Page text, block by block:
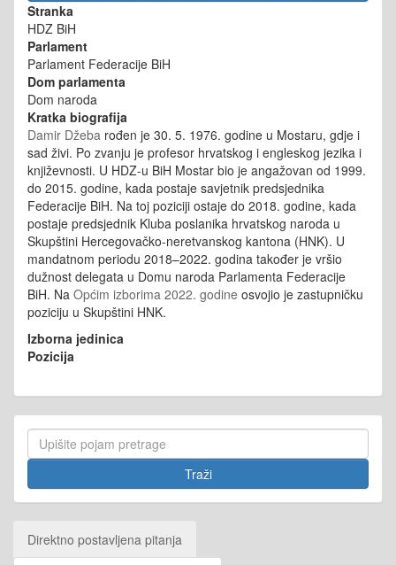
Stranka
HDZ BiH
Parlament
Parlament Federacije BiH
Dom parlamenta
Dom naroda
Kratka biografija
Damir Džeba rođen je 30. 5. 1976. godine u Mostaru, gdje i
sad živi. Po zvanju je profesor hrvatskog i engleskog jezika i
književnosti. U HDZ-u BiH Mostar bio je angažovan od 1999.
do 2015. godine, kada postaje savjetnik predsjednika
Federacije BiH. Na toj poziciji ostaje do 2018. godine, kada
postaje predsjednik Kluba poslanika hrvatskog naroda u
Skupštini Hercegovačko-neretvanskog kantona (HNK). U
mandatnom periodu 2018–2022. godina također je vršio
dužnost delegata u Domu naroda Parlamenta Federacije
BiH. Na Općim izborima 2022. godine osvojio je zastupničku
poziciju u Skupštini HNK.
Izborna jedinica
Pozicija
Direktno postavljena pitanja